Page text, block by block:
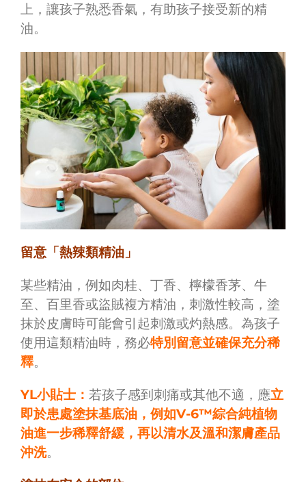
上，讓孩子熟悉香氣，有助孩子接受新的精
油。
留意「熱辣類精油」
某些精油，例如肉桂、丁香、檸檬香茅、牛
至、百里香或盜賊複方精油，刺激性較高，塗
抹於皮膚時可能會引起刺激或灼熱感。為孩子
使用這類精油時，務必特別留意並確保充分稀
釋。
YL小貼士： 若孩子感到刺痛或其他不適，應立
即於患處塗抹基底油，例如V-6™綜合純植物
油進一步稀釋舒緩，再以清水及溫和潔膚產品
沖洗。